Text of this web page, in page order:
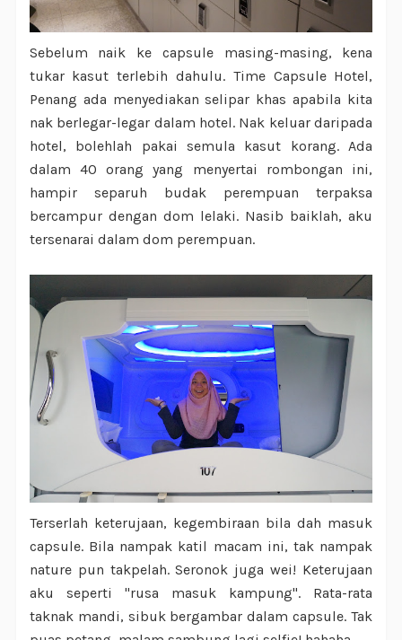
Sebelum naik ke capsule masing-masing, kena
tukar kasut terlebih dahulu. Time Capsule Hotel,
Penang ada menyediakan selipar khas apabila kita
nak berlegar-legar dalam hotel. Nak keluar daripada
hotel, bolehlah pakai semula kasut korang. Ada
dalam 40 orang yang menyertai rombongan ini,
hampir separuh budak perempuan terpaksa
bercampur dengan dom lelaki. Nasib baiklah, aku
tersenarai dalam dom perempuan.
Terserlah keterujaan, kegembiraan bila dah masuk
capsule. Bila nampak katil macam ini, tak nampak
nature pun takpelah. Seronok juga wei! Keterujaan
aku seperti "rusa masuk kampung". Rata-rata
taknak mandi, sibuk bergambar dalam capsule. Tak